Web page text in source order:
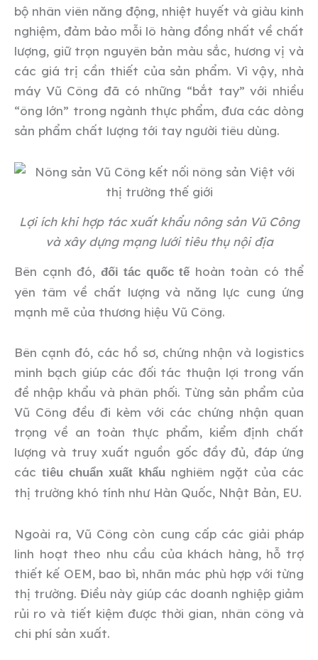
bộ nhân viên năng động, nhiệt huyết và giàu kinh
nghiệm, đảm bảo mỗi lô hàng đồng nhất về chất
lượng, giữ trọn nguyên bản màu sắc, hương vị và
các giá trị cần thiết của sản phẩm. Vì vậy, nhà
máy Vũ Công đã có những “bắt tay” với nhiều
“ông lớn” trong ngành thực phẩm, đưa các dòng
sản phẩm chất lượng tới tay người tiêu dùng.
Lợi ích khi hợp tác xuất khẩu nông sản Vũ Công
và xây dựng mạng lưới tiêu thụ nội địa
Bên cạnh đó, đối tác quốc tế hoàn toàn có thể
yên tâm về chất lượng và năng lực cung ứng
mạnh mẽ của thương hiệu Vũ Công.
Bên cạnh đó, các hồ sơ, chứng nhận và logistics
minh bạch giúp các đối tác thuận lợi trong vấn
đề nhập khẩu và phân phối. Từng sản phẩm của
Vũ Công đều đi kèm với các chứng nhận quan
trọng về an toàn thực phẩm, kiểm định chất
lượng và truy xuất nguồn gốc đầy đủ, đáp ứng
các tiêu chuẩn xuất khẩu nghiêm ngặt của các
thị trường khó tính như Hàn Quốc, Nhật Bản, EU.
Ngoài ra, Vũ Công còn cung cấp các giải pháp
linh hoạt theo nhu cầu của khách hàng, hỗ trợ
thiết kế OEM, bao bì, nhãn mác phù hợp với từng
thị trường. Điều này giúp các doanh nghiệp giảm
rủi ro và tiết kiệm được thời gian, nhân công và
chi phí sản xuất.